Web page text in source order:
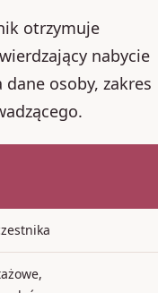
otrzymuje
nabycie
osoby, zakres